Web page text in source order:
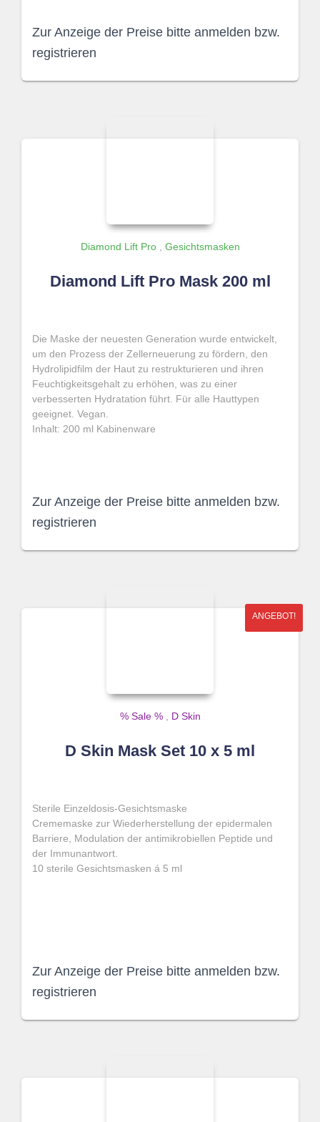
Zur Anzeige der Preise bitte anmelden bzw.
registrieren
Diamond Lift Pro, Gesichtsmasken
Diamond Lift Pro Mask 200 ml
Die Maske der neuesten Generation wurde entwickelt,
um den Prozess der Zellerneuerung zu fördern, den
Hydrolipidfilm der Haut zu restrukturieren und ihren
Feuchtigkeitsgehalt zu erhöhen, was zu einer
verbesserten Hydratation führt. Für alle Hauttypen
geeignet. Vegan.
Inhalt: 200 ml Kabinenware
Zur Anzeige der Preise bitte anmelden bzw.
registrieren
ANGEBOT!
% Sale %, D Skin
D Skin Mask Set 10 x 5 ml
Sterile Einzeldosis-Gesichtsmaske
Crememaske zur Wiederherstellung der epidermalen
Barriere, Modulation der antimikrobiellen Peptide und
der Immunantwort.
10 sterile Gesichtsmasken á 5 ml
Zur Anzeige der Preise bitte anmelden bzw.
registrieren